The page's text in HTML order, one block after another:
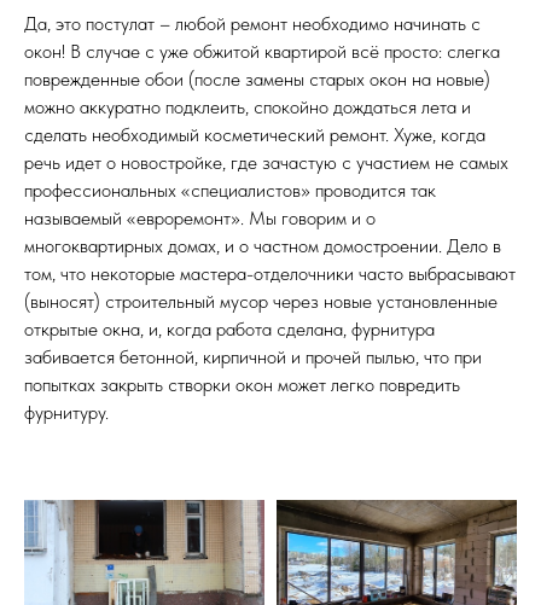
Да, это постулат – любой ремонт необходимо начинать с
окон! В случае с уже обжитой квартирой всё просто: слегка
поврежденные обои (после замены старых окон на новые)
можно аккуратно подклеить, спокойно дождаться лета и
сделать необходимый косметический ремонт. Хуже, когда
речь идет о новостройке, где зачастую с участием не самых
профессиональных «специалистов» проводится так
называемый «евроремонт». Мы говорим и о
многоквартирных домах, и о частном домостроении. Дело в
том, что некоторые мастера-отделочники часто выбрасывают
(выносят) строительный мусор через новые установленные
открытые окна, и, когда работа сделана, фурнитура
забивается бетонной, кирпичной и прочей пылью, что при
попытках закрыть створки окон может легко повредить
фурнитуру.